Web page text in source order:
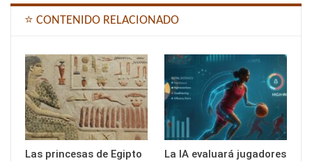
⭐ CONTENIDO RELACIONADO
Las princesas de Egipto La IA evaluará jugadores